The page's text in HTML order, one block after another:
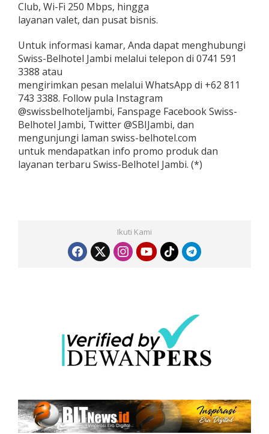
Club, Wi-Fi 250 Mbps, hingga
layanan valet, dan pusat bisnis.
Untuk informasi kamar, Anda dapat menghubungi
Swiss-Belhotel Jambi melalui telepon di 0741 591
3388 atau
mengirimkan pesan melalui WhatsApp di +62 811
743 3388. Follow pula Instagram
@swissbelhoteljambi, Fanspage Facebook Swiss-
Belhotel Jambi, Twitter @SBIJambi, dan
mengunjungi laman swiss-belhotel.com
untuk mendapatkan info promo produk dan
layanan terbaru Swiss-Belhotel Jambi. (*)
Ikuti Kami